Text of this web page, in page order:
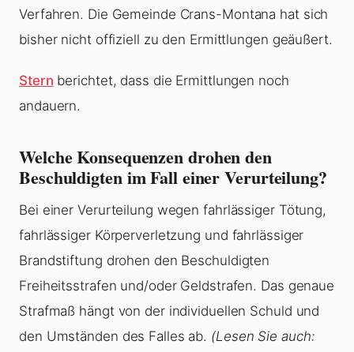
Verfahren. Die Gemeinde Crans-Montana hat sich
bisher nicht offiziell zu den Ermittlungen geäußert.
Stern berichtet, dass die Ermittlungen noch
andauern.
Welche Konsequenzen drohen den
Beschuldigten im Fall einer Verurteilung?
Bei einer Verurteilung wegen fahrlässiger Tötung,
fahrlässiger Körperverletzung und fahrlässiger
Brandstiftung drohen den Beschuldigten
Freiheitsstrafen und/oder Geldstrafen. Das genaue
Strafmaß hängt von der individuellen Schuld und
den Umständen des Falles ab. (Lesen Sie auch: